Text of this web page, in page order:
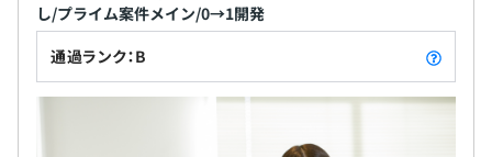
・入社から3ヶ月間
し/プライム案件メイン/0→1開発
通過ランク：B